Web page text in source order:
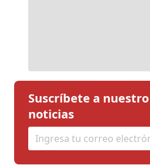
Suscríbete a
noticias